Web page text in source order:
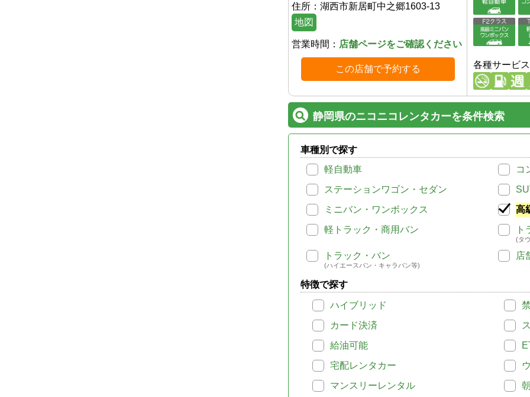
住所： 湖西市新居町中之郷1603-13
地図
営業時間： 店舗ページをご確認ください
この店舗で予約する 各種サービス
静岡県のニコニコレンタカーを条件検索
車種別で探す
軽自動車
コ
ステーションワゴン・セダン
ミニバン・ワンボックス
高
軽トラック・商用バン
ト
(タ
トラック・バン
(ハイエースバン・キャラバン等)
店
特徴で探す
ハイブリッド
カード決済
給油可能
宅配レンタカー
マンスリーレンタル